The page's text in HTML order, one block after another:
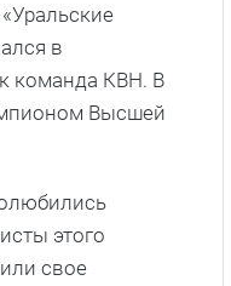
в
команда КВН. В
Высшей
этого
свое